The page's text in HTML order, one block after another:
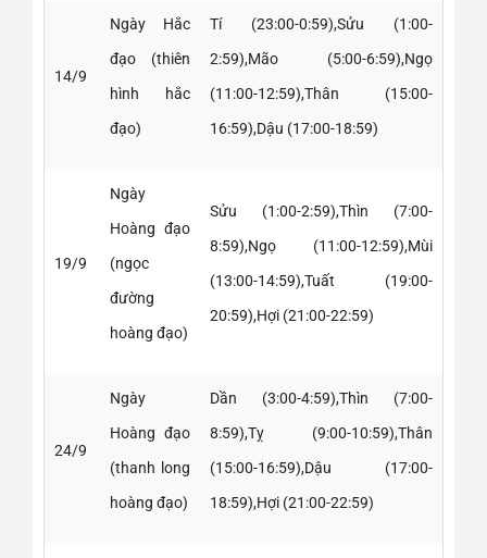
14/9
Ngày Hắc
đạo (thiên
hình hắc
đạo)
Tí (23:00-0:59),Sửu (1:00-
2:59),Mão (5:00-6:59),Ngọ
(11:00-12:59),Thân (15:00-
16:59),Dậu (17:00-18:59)
19/9
Ngày
Hoàng đạo
(ngọc
đường
hoàng đạo)
Sửu (1:00-2:59),Thìn (7:00-
8:59),Ngọ (11:00-12:59),Mùi
(13:00-14:59),Tuất (19:00-
20:59),Hợi (21:00-22:59)
24/9
Ngày
Hoàng đạo
(thanh long
hoàng đạo)
Dần (3:00-4:59),Thìn (7:00-
8:59),Tỵ (9:00-10:59),Thân
(15:00-16:59),Dậu (17:00-
18:59),Hợi (21:00-22:59)